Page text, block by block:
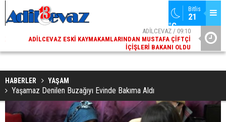
Bitlis
21
°C
ADİLCEVAZ / 09:10
ADILCEVAZ ESKI KAYMAKAMLARINDAN MUSTAFA ÇIFTÇI
İÇIŞLERI BAKANI OLDU
HABERLER YAŞAM
Yaşamaz Denilen Buzağıyı Evinde Bakıma Aldı